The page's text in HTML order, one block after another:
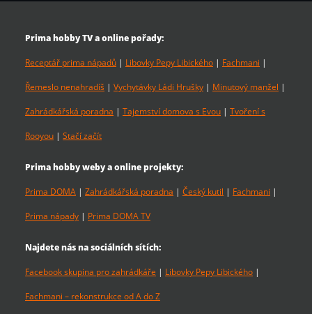
Prima hobby TV a online pořady:
Receptář prima nápadů | Libovky Pepy Libického | Fachmani |
Řemeslo nenahradíš | Vychytávky Ládi Hrušky | Minutový manžel |
Zahrádkářská poradna | Tajemství domova s Evou | Tvoření s
Rooyou | Stačí začít
Prima hobby weby a online projekty:
Prima DOMA | Zahrádkářská poradna | Český kutil | Fachmani |
Prima nápady | Prima DOMA TV
Najdete nás na sociálních sítích:
Facebook skupina pro zahrádkáře | Libovky Pepy Libického |
Fachmani – rekonstrukce od A do Z